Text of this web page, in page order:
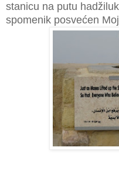
stanicu na putu
spomenik posvećen